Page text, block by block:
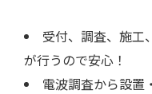
受付、調査、施工
が行うので安心！
電波調査から設置